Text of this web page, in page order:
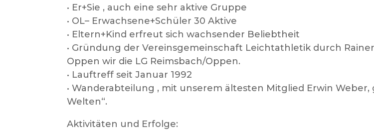
• Er+Sie , auch eine sehr aktive Gruppe
• OL– Erwachsene+Schüler 30 Aktive
• Eltern+Kind erfreut sich wachsender Beliebtheit
• Gründung der Vereinsgemeinschaft Leichtathletik durch
Oppen wir die LG Reimsbach/Oppen.
• Lauftreff seit Januar 1992
• Wanderabteilung , mit unserem ältesten Mitglied Erwin
Welten“.
Aktivitäten und Erfolge: